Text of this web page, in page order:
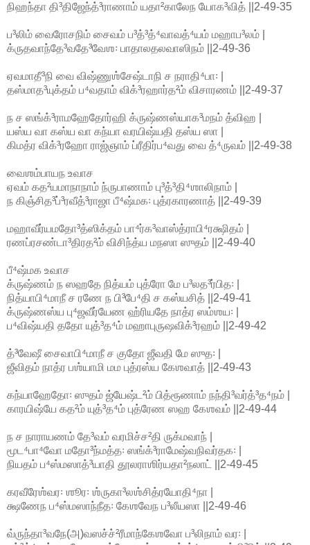
நிஹந்தா தி³திஜேந்த்³ராணாம் யதா²காலேந யோக³வித் ||2-49-35
ப³லிம் வைரோசநிம் சைவம் ப³த்³த்⁴வாவத்⁴யம் மஹாப³லம் |
க்ருதவாந்தே³வதே³வேஶ꞉ பாதாலதலவாஸிநம் ||2-49-36
ஏவமாதீ³நி வை விஷ்ணுஶ்சேஷ்டாநி ச நராதி⁴பா꞉ |
தஸ்மாத³யுக்தம் ப⁴வதாம் விக்³ரஹார்த²ம் விசாரணம் ||2-49-37
ந ச ஸங்க்³ராமஹேதோர்ஹி க்ருஷ்ணஸ்யாக³மநம் த்விஹ |
யஸ்ய வா கஸ்ய வா கந்யா வரயிஷ்யதி தஸ்ய ஸா |
கிமத்ர விக்³ரஹோ ராஜ்ஞாம் ப்ரீதிர்ப⁴வது வை த்⁴ருவம் ||2-49-38
வைஶம்பாயந உவாச
ஏவம் கத²யமாநாநாம் ந்ருபாணாம் பு³த்³தி⁴ஶாலிநாம் |
ந கிஞ்சித³ப்³ரவீத்³ராஜா பீ⁴ஷ்மக꞉ புத்ரகாரணாத் ||2-49-39
மஹாவீர்யமதோ³த்ஸிக்தம் பா⁴ர்க³வாஸ்த்ராபி⁴ரக்ஷிதம் |
ரணப்ரசண்டா³திரத²ம் விசிந்த்ய மநஸா ஸுதம் ||2-49-40
பீ⁴ஷ்மக உவாச
க்ருஷ்ணம் ந ஸஹதே நித்யம் புத்ரோ மே ப³லத³ர்பித꞉ |
நித்யாபி⁴மாநீ ச ரணே ந பி³பே⁴தி ச கஸ்யசித் ||2-49-41
க்ருஷ்ணஸ்ய பு⁴ஜவீர்யேண ஹ்ரியதே நாத்ர ஸம்ஶய꞉ |
ப⁴விஷ்யதி ததோ யுத்³த⁴ம் மஹாபுருஷவிக்³ரஹம் ||2-49-42
த்³வேஷீ சைவாபி⁴மாநீ ச குதோ ஜீவதி மே ஸுத꞉ |
ஜீவிதம் நாத்ர பஶ்யாமி மம புத்ரஸ்ய கேஶவாத் ||2-49-43
கந்யாஹேதோ꞉ ஸுதம் ஜ்யேஷ்ட²ம் பித்ரூணாம் நந்தி³வர்த்³த⁴நம் |
காரயிஷ்யே கத²ம் யுத்³த⁴ம் புத்ரேண ஸஹ கேஶவம் ||2-49-44
ந ச நாராயணம் தே³வம் வரமிச்ச²தி ருக்மவாந் |
மூட⁴பா⁴வோ மதோ³ந்மத்த꞉ ஸங்க்³ராமேஷ்வநிவர்தக꞉ |
நியதம் ப⁴ஸ்மஸாத்³யாதி தூலராஶிர்யதா²நலாட் ||2-49-45
கரவீரேஶ்வர꞉ ஶூர꞉ ஶ்ருகா³லஶ்சித்ரயோதி⁴நா |
க்ஷணேந ப⁴ஸ்மஸாந்நீத꞉ கேஶவேந ப³லீயஸா ||2-49-46
வ்ருந்தா³வநே(அ)வஸச்ச்²ரீமாந்கேஶவோ ப³லிநாம் வர꞉ |